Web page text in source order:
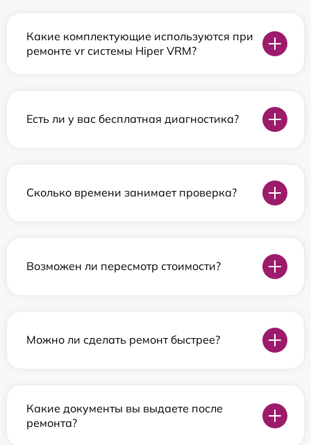
Какие комплектующие используются при
ремонте vr системы Hiper VRM?
Есть ли у вас бесплатная диагностика?
Сколько времени занимает проверка?
Возможен ли пересмотр стоимости?
Можно ли сделать ремонт быстрее?
Какие документы вы выдаете после
ремонта?